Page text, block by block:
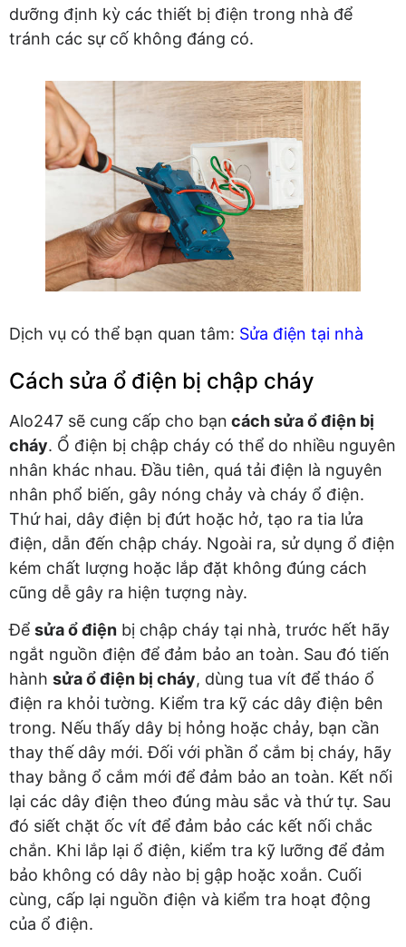
dưỡng định kỳ các thiết bị điện trong nhà để
tránh các sự cố không đáng có.
Dịch vụ có thể bạn quan tâm: Sửa điện tại nhà
Cách sửa ổ điện bị chập cháy
Alo247 sẽ cung cấp cho bạn cách sửa ổ điện bị
cháy. Ổ điện bị chập cháy có thể do nhiều nguyên
nhân khác nhau. Đầu tiên, quá tải điện là nguyên
nhân phổ biến, gây nóng chảy và cháy ổ điện.
Thứ hai, dây điện bị đứt hoặc hở, tạo ra tia lửa
điện, dẫn đến chập cháy. Ngoài ra, sử dụng ổ điện
kém chất lượng hoặc lắp đặt không đúng cách
cũng dễ gây ra hiện tượng này.
Để sửa ổ điện bị chập cháy tại nhà, trước hết hãy
ngắt nguồn điện để đảm bảo an toàn. Sau đó tiến
hành sửa ổ điện bị cháy, dùng tua vít để tháo ổ
điện ra khỏi tường. Kiểm tra kỹ các dây điện bên
trong. Nếu thấy dây bị hỏng hoặc chảy, bạn cần
thay thế dây mới. Đối với phần ổ cắm bị cháy, hãy
thay bằng ổ cắm mới để đảm bảo an toàn. Kết nối
lại các dây điện theo đúng màu sắc và thứ tự. Sau
đó siết chặt ốc vít để đảm bảo các kết nối chắc
chắn. Khi lắp lại ổ điện, kiểm tra kỹ lưỡng để đảm
bảo không có dây nào bị gập hoặc xoắn. Cuối
cùng, cấp lại nguồn điện và kiểm tra hoạt động
của ổ điện.